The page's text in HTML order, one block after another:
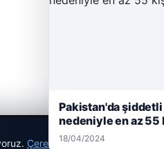
Cengiz Sigorta
Çerez Politikamız
Pakistan'da şiddetli
nedeniyle en az 55
18/04/2024